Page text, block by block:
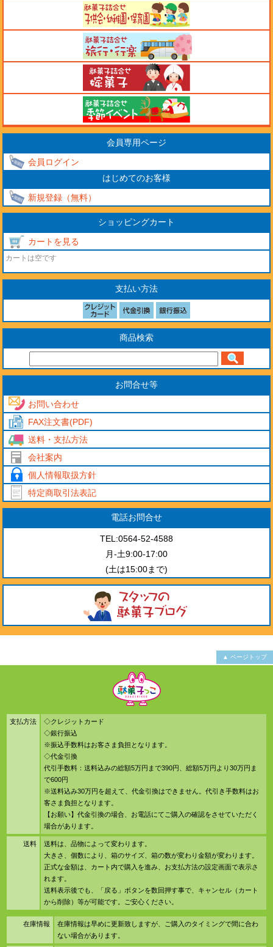
会員専用ページ
会員ログイン
はじめてのお客様
新規登録（無料）
ショッピングカート
カートを見る
カートは空です
支払い方法
商品検索
お問合せ等
お問い合わせ
FAX注文書(PDF)
送料・支払方法
会社案内
個人情報取扱方針
特定商取引法表記
電話お問合せ
TEL:0564-52-4588
月-土9:00-17:00
(土は15:00まで)
▲ ページトップ
支払方法
◇クレジットカード
◇銀行振込
※振込手数料はお客さま負担となります。
◇代金引換
代引手数料：送料込みの総額5万円まで390円、総額5万円より30万円ま
で600円
※送料込み30万円を超えて、代金引換はできません。代引き手数料はお
客さま負担となります。
【お願い】代金引換の場合、お電話にてご購入の確認をさせていただく
場合があります。
送料
送料は、品物によって変わります。
大きさ、個数により、箱のサイズ、箱の数が変わり金額が変わります。
正式な金額は、カート内で購入を進み、お支払方法の設定画面で表示さ
れます。
送料表示後でも、「戻る」ボタンを数回押す事で、キャンセル（カート
から削除）等が可能です。ご安心ください。
在庫情報
在庫情報は早めに更新致しますが、ご購入のタイミングで間に合わ
ない場合があります。